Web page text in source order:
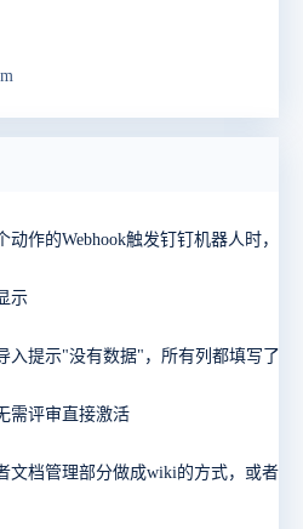
示
入提示"没有数据"，所有列都填写了。
需评审直接激活